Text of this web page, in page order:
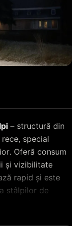
– structură din
special
Oferă consum
și vizibilitate
rapid și este
stâlpilor de